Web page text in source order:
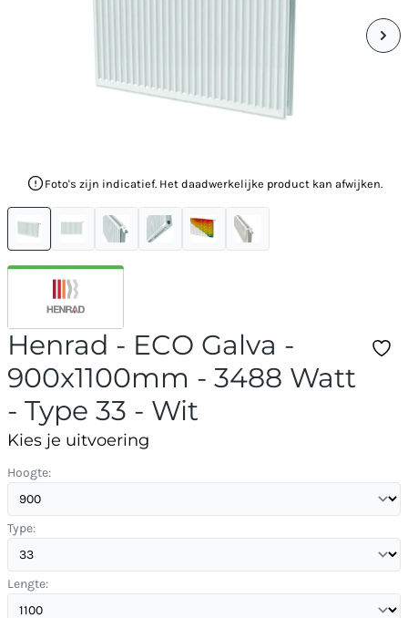
Foto's zijn indicatief. Het daadwerkelijke product kan afwijken.
Henrad - ECO Galva -
900x1100mm - 3488 Watt
- Type 33 - Wit
Kies je uitvoering
Hoogte:
Type:
Lengte: